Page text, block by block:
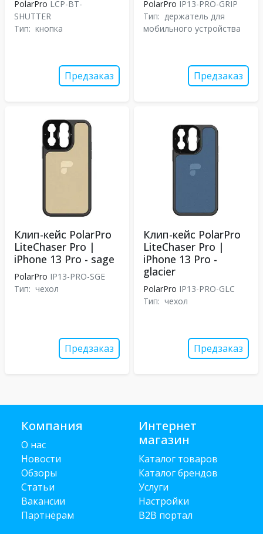
PolarPro LCP-BT-
SHUTTER
Тип: кнопка
Предзаказ
PolarPro IP13-PRO-GRIP
Тип: держатель для
мобильного устройства
Предзаказ
Клип-кейс PolarPro
LiteChaser Pro |
iPhone 13 Pro - sage
PolarPro IP13-PRO-SGE
Тип: чехол
Предзаказ
Клип-кейс PolarPro
LiteChaser Pro |
iPhone 13 Pro -
glacier
PolarPro IP13-PRO-GLC
Тип: чехол
Предзаказ
Компания
О нас
Новости
Обзоры
Статьи
Вакансии
Партнёрам
Интернет
магазин
Каталог товаров
Каталог брендов
Услуги
Настройки
B2B портал